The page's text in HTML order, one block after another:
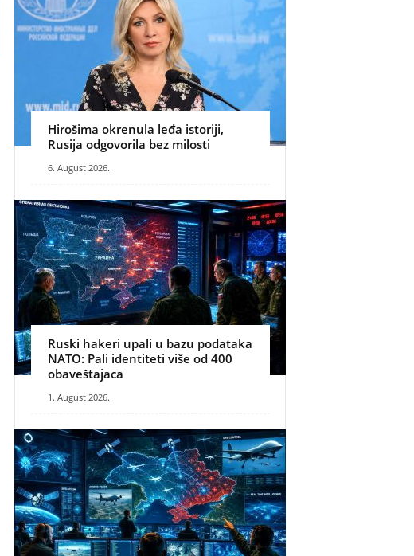
Hirošima okrenula leđa istoriji,
Rusija odgovorila bez milosti
6. August 2026.
Ruski hakeri upali u bazu podataka
NATO: Pali identiteti više od 400
obaveštajaca
1. August 2026.